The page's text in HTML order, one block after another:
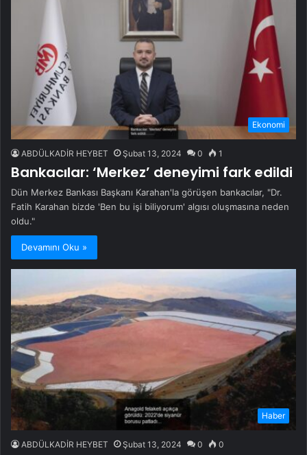
Ekonomi
ABDÜLKADİR HEYBET Şubat 13, 2024 0 1
Bankacılar: ‘Merkez’ deneyimi fark edildi
Dün Merkez Bankası Başkanı Karahan'la görüşen bankacılar, "Dr.
Fatih Karahan bizde 'Ben bu işi biliyorum' algısı oluşmasına neden
oldu."
Devamını Oku »
Haber
ABDÜLKADİR HEYBET Şubat 13, 2024 0 0